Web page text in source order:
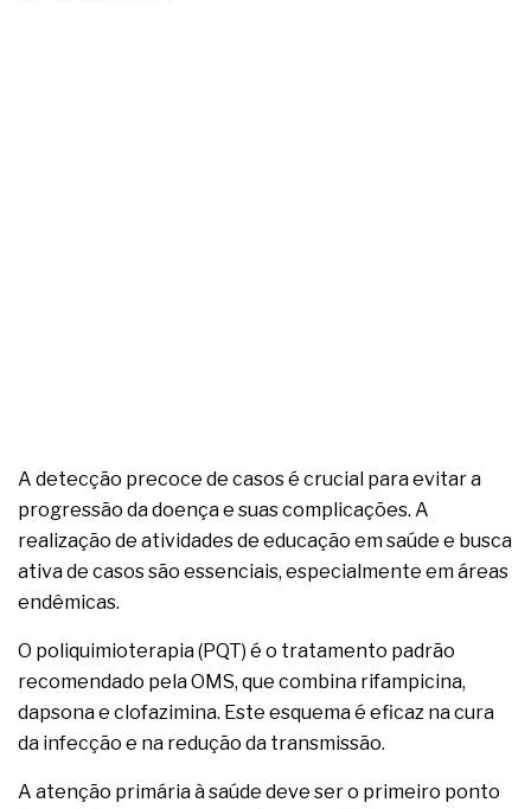
A detecção precoce de casos é crucial para evitar a
progressão da doença e suas complicações. A
realização de atividades de educação em saúde e busca
ativa de casos são essenciais, especialmente em áreas
endêmicas.
O poliquimioterapia (PQT) é o tratamento padrão
recomendado pela OMS, que combina rifampicina,
dapsona e clofazimina. Este esquema é eficaz na cura
da infecção e na redução da transmissão.
A atenção primária à saúde deve ser o primeiro ponto